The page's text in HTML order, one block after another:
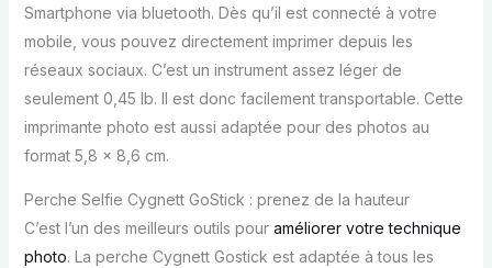
Smartphone via bluetooth. Dès qu’il est connecté à votre
mobile, vous pouvez directement imprimer depuis les
réseaux sociaux. C’est un instrument assez léger de
seulement 0,45 lb. Il est donc facilement transportable. Cette
imprimante photo est aussi adaptée pour des photos au
format 5,8 x 8,6 cm.
Perche Selfie Cygnett GoStick : prenez de la hauteur
C’est l’un des meilleurs outils pour améliorer votre technique
photo. La perche Cygnett Gostick est adaptée à tous les